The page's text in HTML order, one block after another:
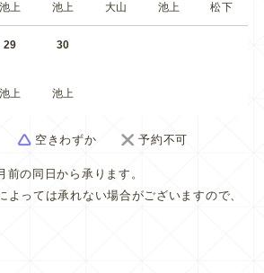
池上 池上 大山 池上 松下
29
池上
30
池上
空きわずか 予約不可
の同日から承ります。
っては承れない場合がございますので、